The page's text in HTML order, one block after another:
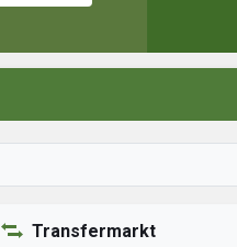
Transfermarkt